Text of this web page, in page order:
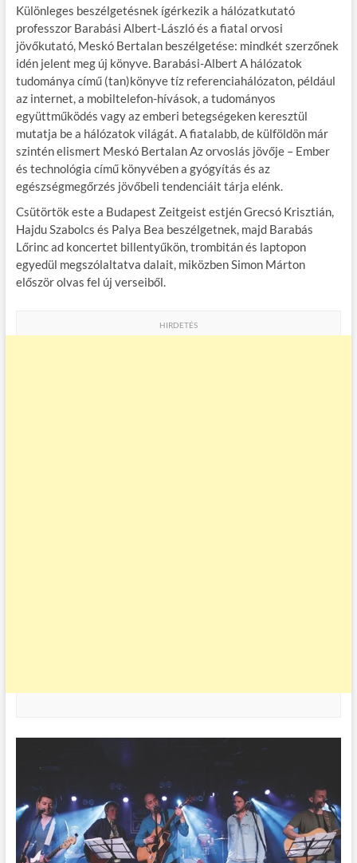
Különleges beszélgetésnek ígérkezik a hálózatkutató
professzor Barabási Albert-László és a fiatal orvosi
jövőkutató, Meskó Bertalan beszélgetése: mindkét szerzőnek
idén jelent meg új könyve. Barabási-Albert A hálózatok
tudománya című (tan)könyve tíz referenciahálózaton, például
az internet, a mobiltelefon-hívások, a tudományos
együttműködés vagy az emberi betegségeken keresztül
mutatja be a hálózatok világát. A fiatalabb, de külföldön már
szintén elismert Meskó Bertalan Az orvoslás jövője – Ember
és technológia című könyvében a gyógyítás és az
egészségmegőrzés jövőbeli tendenciáit tárja elénk.
Csütörtök este a Budapest Zeitgeist estjén Grecsó Krisztián,
Hajdu Szabolcs és Palya Bea beszélgetnek, majd Barabás
Lőrinc ad koncertet billentyűkön, trombitán és laptopon
egyedül megszólaltatva dalait, miközben Simon Márton
először olvas fel új verseiből.
HIRDETÉS